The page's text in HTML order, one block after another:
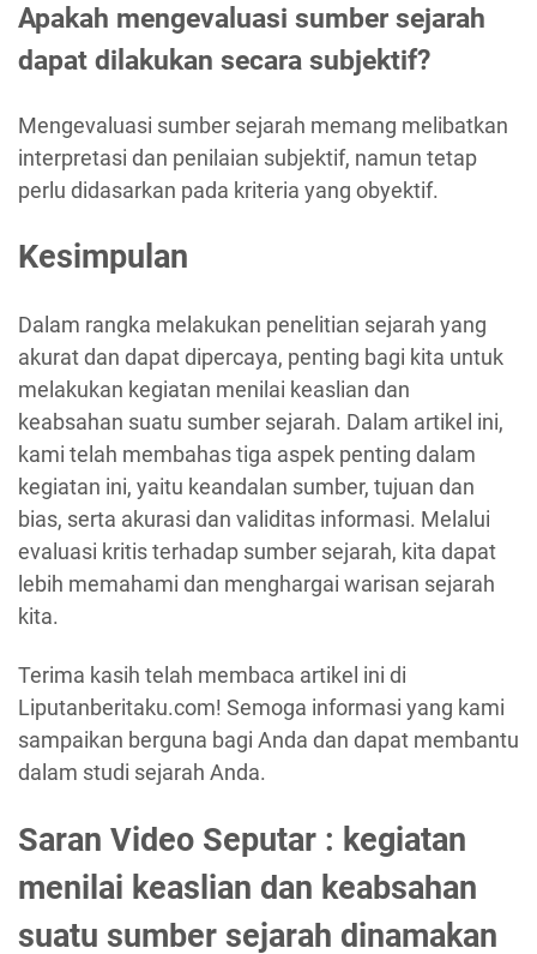
Apakah mengevaluasi sumber sejarah
dapat dilakukan secara subjektif?
Mengevaluasi sumber sejarah memang melibatkan
interpretasi dan penilaian subjektif, namun tetap
perlu didasarkan pada kriteria yang obyektif.
Kesimpulan
Dalam rangka melakukan penelitian sejarah yang
akurat dan dapat dipercaya, penting bagi kita untuk
melakukan kegiatan menilai keaslian dan
keabsahan suatu sumber sejarah. Dalam artikel ini,
kami telah membahas tiga aspek penting dalam
kegiatan ini, yaitu keandalan sumber, tujuan dan
bias, serta akurasi dan validitas informasi. Melalui
evaluasi kritis terhadap sumber sejarah, kita dapat
lebih memahami dan menghargai warisan sejarah
kita.
Terima kasih telah membaca artikel ini di
Liputanberitaku.com! Semoga informasi yang kami
sampaikan berguna bagi Anda dan dapat membantu
dalam studi sejarah Anda.
Saran Video Seputar : kegiatan
menilai keaslian dan keabsahan
suatu sumber sejarah dinamakan